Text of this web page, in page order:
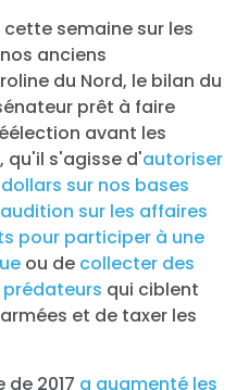
semaine sur les
anciens
du Nord, le bilan du
prêt à faire
avant les
qu'il s'agisse d'autoriser
sur nos bases
sur les affaires
pour participer à une
ou de collecter des
qui ciblent
et de taxer les
2017 a augmenté les